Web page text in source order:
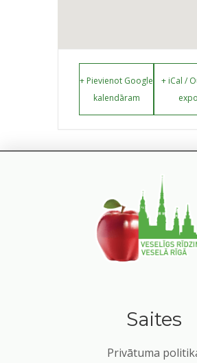
+ Pievienot Google
kalendāram
+ iCal /
Saites
Privātuma